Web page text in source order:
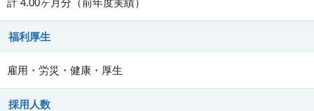
計 4.00ヶ月分（前年度実績）
福利厚生
雇用・労災・健康・厚生
採用人数